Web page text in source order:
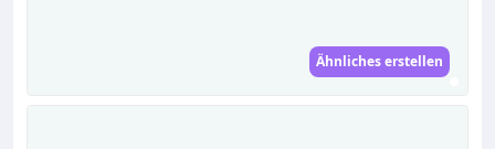
Ähnliches erstellen